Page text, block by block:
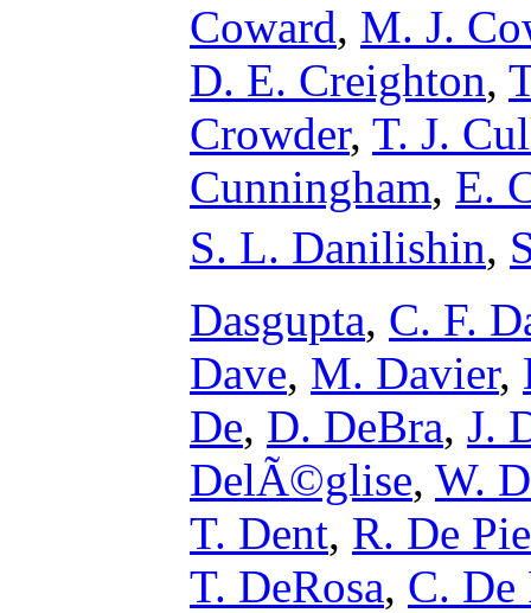
Coward, M. J.
D. E. Creighton,
Crowder, T. J.
Cunningham, E.
S. L. Danilishin,
Dasgupta, C. F.
Dave, M. Davier,
De, D. DeBra, J.
DelÃ©glise, W.
T. Dent, R. De
T. DeRosa, C. De